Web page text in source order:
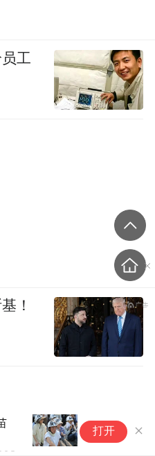
本广岛废
绝拥核
打开
工
！